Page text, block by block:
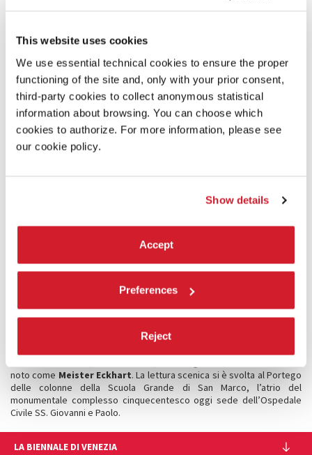
This website uses cookies
We use essential technical cookies to ensure the proper
functioning of the site and, only with your prior consent,
third-party cookies to collect anonymous statistical
information about browsing. You can choose which
cookies to authorize. For more information, please see
our cookie policy.
Show details
Accept
Preferences
Reject
collaborazione con la Fondazione Teatro La Fenice e con il contributo
del Ministero della Cultura.
ARCIPELAGO BATTIATO
Arcipelago Battiatoè un omaggio al compositore filosofo
Battiato(1945-2021) in collaborazione con la casa editrice SZ Sugar
nell’ottantesimo anniversario dalla nascita, in programma il
novembre 2025al Teatro alle Tese dell’Arsenale.
conflitto nel pensiero europeo. Il6 novembre 2025, presso la Sala
una Lectio Magistralis dal titoloLa morte dello jus belli
testi fondamentali:Zum ewigen Frieden(Per la pace perpetua) di
Immanuel Kant eDer Friede(La pace – Una parola ai giovani d’Europa e
ai giovani del mondo) di Ernst Jünger.
dal 5 al 9 marzo 2025
noto come Meister Eckhart. La lettura scenica si è svolta al Portego
delle colonne della Scuola Grande di San Marco, l’atrio del
monumentale complesso cinquecentesco oggi sede dell’Ospedale
Civile SS. Giovanni e Paolo.
LA BIENNALE DI VENEZIA